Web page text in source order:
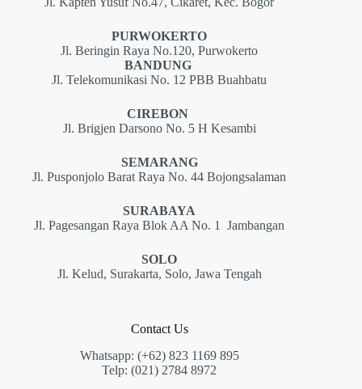
PURWOKERTO
Jl. Beringin Raya No.120, Purwokerto
BANDUNG
Jl. Telekomunikasi No. 12 PBB Buahbatu
CIREBON
Jl. Brigjen Darsono No. 5 H Kesambi
SEMARANG
Jl. Pusponjolo Barat Raya No. 44 Bojongsalaman
SURABAYA
Jl. Pagesangan Raya Blok AA No. 1 Jambangan
SOLO
Jl. Kelud, Surakarta, Solo, Jawa Tengah
Contact Us
Whatsapp: (+62) 823 1169 895
Telp: (021) 2784 8972